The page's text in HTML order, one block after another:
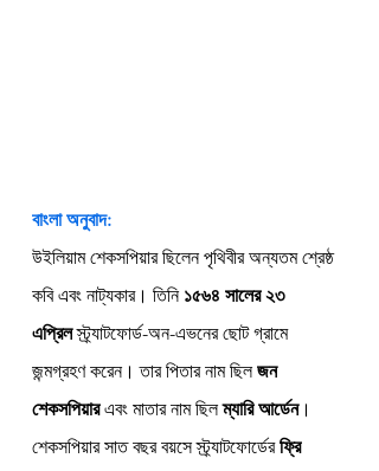
বাংলা অনুবাদ:
উইলিয়াম শেকসপিয়ার ছিলেন পৃথিবীর অন্যতম শ্রেষ্ঠ
কবি এবং নাট্যকার। তিনি ১৫৬৪ সালের ২৩
এপ্রিল স্ট্র্যাটফোর্ড-অন-এভনের ছোট গ্রামে
জন্মগ্রহণ করেন। তার পিতার নাম ছিল জন
শেকসপিয়ার এবং মাতার নাম ছিল ম্যারি আর্ডেন।
শেকসপিয়ার সাত বছর বয়সে স্ট্র্যাটফোর্ডের ফ্রি